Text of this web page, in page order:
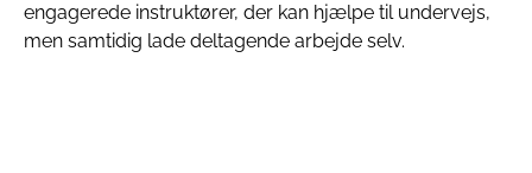
engagerede instruktører, der kan hjælpe til undervejs,
men samtidig lade deltagende arbejde selv.